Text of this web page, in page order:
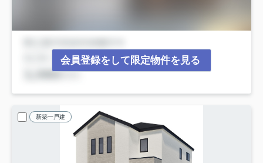
会員登録をして限定物件を見る
新築一戸建